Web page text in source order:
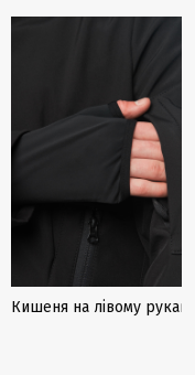
Кишеня на лівому рукаві.